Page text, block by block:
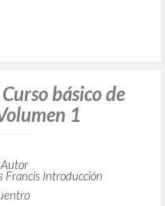
básico de
1
Francis Introducción